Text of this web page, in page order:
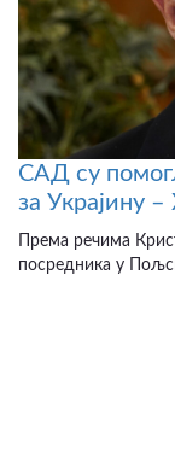
САД су
за Украјину
Према речима
посредника у